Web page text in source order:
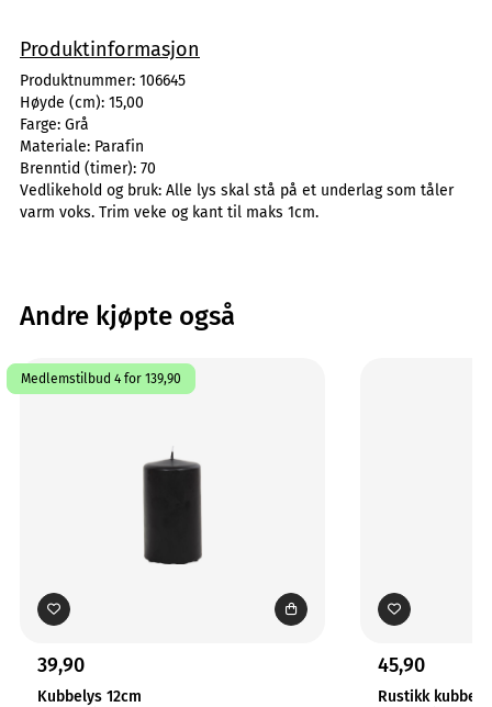
Produktinformasjon
Produktnummer: 106645
Høyde (cm): 15,00
Farge: Grå
Materiale: Parafin
Brenntid (timer): 70
Vedlikehold og bruk: Alle lys skal stå på et underlag som tåler
varm voks. Trim veke og kant til maks 1cm.
Andre kjøpte også
Medlemstilbud 4 for 139,90
39,90
Kubbelys 12cm
45,90
Rustikk